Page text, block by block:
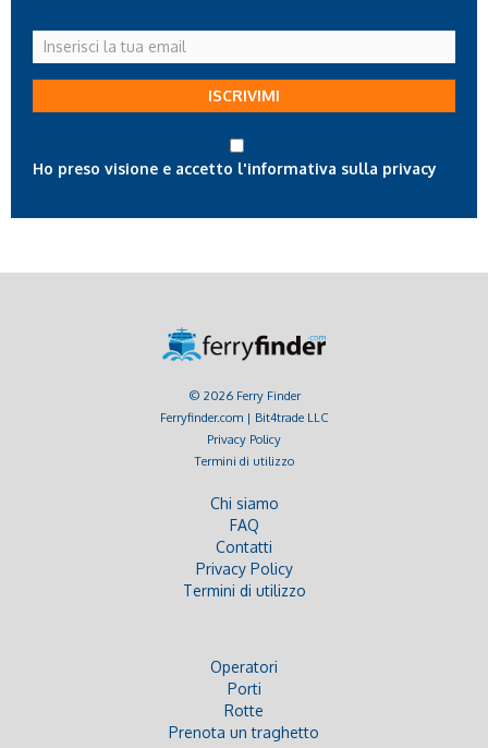
Inserisci
la
tua
ISCRIVIMI
Ho preso visione e accetto l'informativa sulla privacy
© 2026 Ferry Finder
Ferryfinder.com | Bit4trade LLC
Privacy Policy
Termini di utilizzo
Chi siamo
FAQ
Contatti
Privacy Policy
Termini di utilizzo
Operatori
Porti
Rotte
Prenota un traghetto